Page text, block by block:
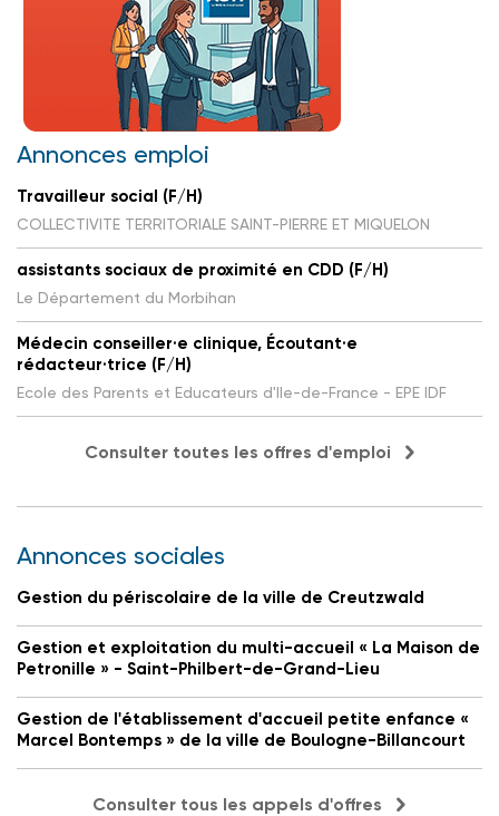
Annonces emploi
Travailleur social (F/H)
COLLECTIVITE TERRITORIALE SAINT-PIERRE ET MIQUELON
assistants sociaux de proximité en CDD (F/H)
Le Département du Morbihan
Médecin conseiller·e clinique, Écoutant·e
rédacteur·trice (F/H)
Ecole des Parents et Educateurs d'Ile-de-France - EPE IDF
Consulter toutes les offres d'emploi
Annonces sociales
Gestion du périscolaire de la ville de Creutzwald
Gestion et exploitation du multi-accueil « La Maison de
Petronille » - Saint-Philbert-de-Grand-Lieu
Gestion de l'établissement d'accueil petite enfance «
Marcel Bontemps » de la ville de Boulogne-Billancourt
Consulter tous les appels d'offres